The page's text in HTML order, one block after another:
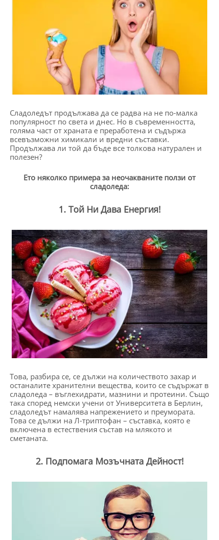
Сладоледът продължава да се радва на не по-малка
популярност по света и днес. Но в съвременността,
голяма част от храната е преработена и съдържа
всевъзможни химикали и вредни съставки.
Продължава ли той да бъде все толкова натурален и
полезен?
Ето няколко примера за неочакваните ползи от
сладоледа:
1. Той Ни Дава Енергия!
Това, разбира се, се дължи на количеството захар и
останалите хранителни вещества, които се съдържат в
сладоледа – въглехидрати, мазнини и протеини. Също
така според немски учени от Университета в Берлин,
сладоледът намалява напрежението и преумората.
Това се дължи на Л-триптофан – съставка, която е
включена в естествения състав на млякото и
сметаната.
2. Подпомага Мозъчната Дейност!